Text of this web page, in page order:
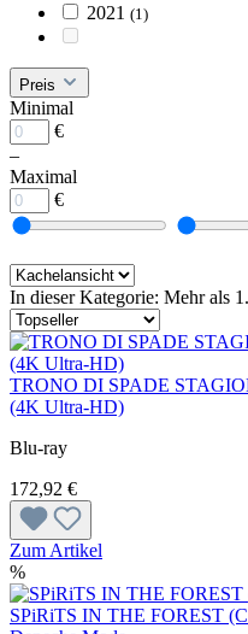
2021 (1)
Preis
Minimal
€
–
Maximal
€
In dieser Kategorie: Mehr als
TRONO DI SPADE
(4K Ultra-HD)
Blu-ray
172,92 €
Zum Artikel
%
SPiRiTS IN THE FOREST